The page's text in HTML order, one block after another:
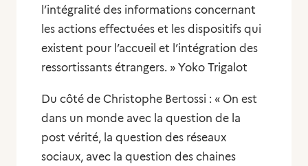
l’intégralité des informations concernant
les actions effectuées et les dispositifs qui
existent pour l’accueil et l’intégration des
ressortissants étrangers. » Yoko Trigalot
Du côté de Christophe Bertossi : « On est
dans un monde avec la question de la
post vérité, la question des réseaux
sociaux, avec la question des chaines